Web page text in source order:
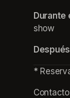
Durante
show
*